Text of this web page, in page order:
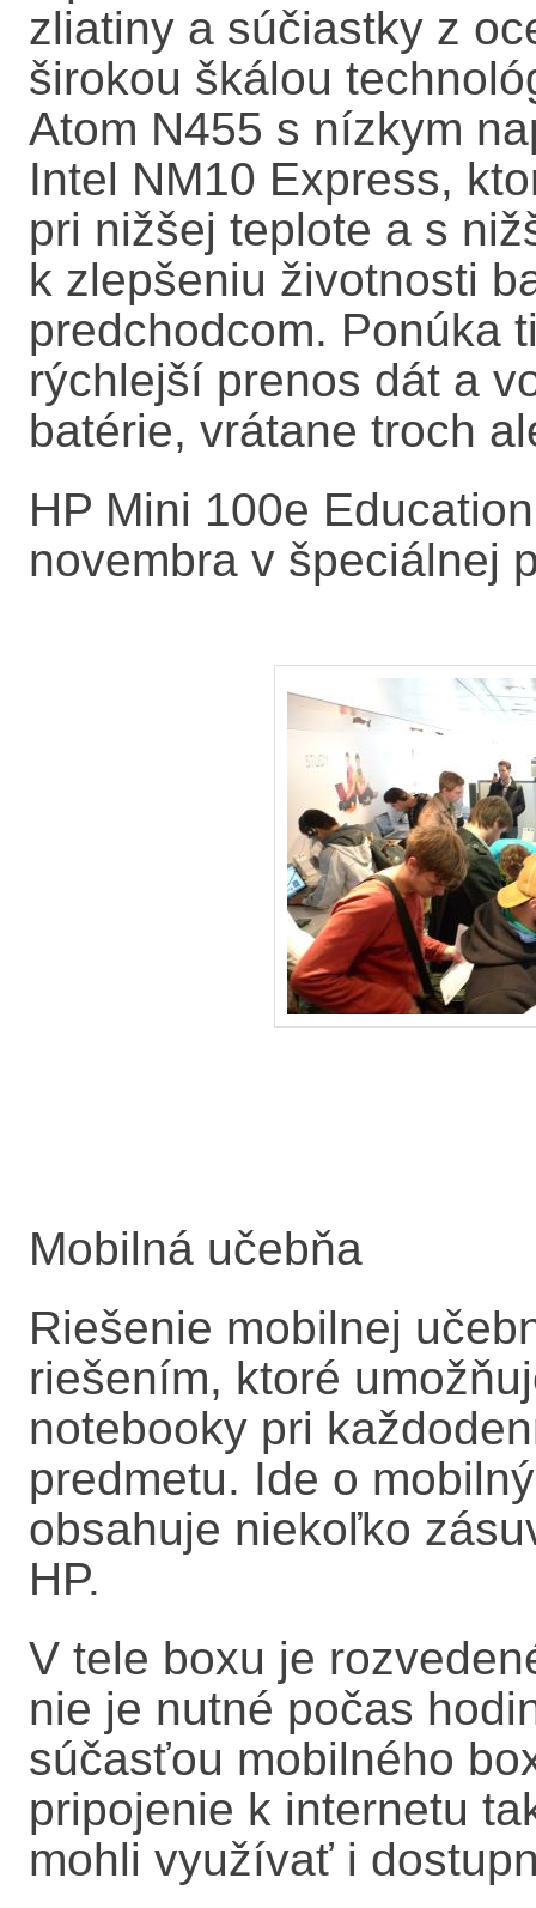
zliatiny a súčiastky z
širokou škálou
Atom N455 s nízkym
Intel NM10 Express,
pri nižšej teplote a s
k zlepšeniu životnosti
predchodcom. Ponúka
rýchlejší prenos dát a
batérie, vrátane troch
HP Mini 100e
novembra v špeciálnej
Mobilná učebňa
Riešenie mobilnej
riešením, ktoré
notebooky pri
predmetu. Ide o
obsahuje niekoľko
HP.
V tele boxu je
nie je nutné počas
súčasťou mobilného
pripojenie k internetu
mohli využívať i